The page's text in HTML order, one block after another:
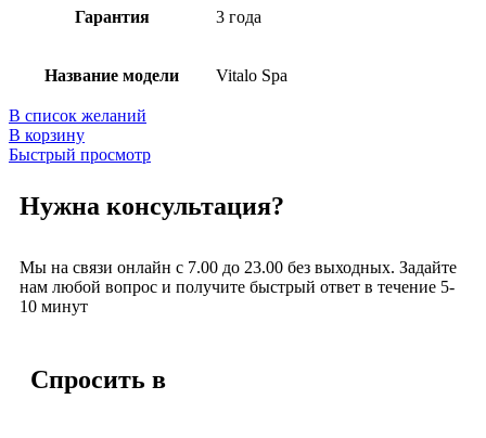
Гарантия 3 года
Название модели Vitalo Spa
В список желаний
В корзину
Быстрый просмотр
Нужна консультация?
Мы на связи онлайн с 7.00 до 23.00 без выходных. Задайте
нам любой вопрос и получите быстрый ответ в течение 5-
10 минут
Спросить в